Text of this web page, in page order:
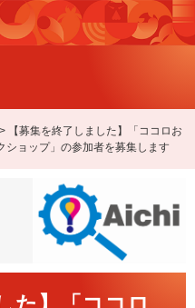
>
【募集を終了しました】「ココロお
ショップ」の参加者を募集します